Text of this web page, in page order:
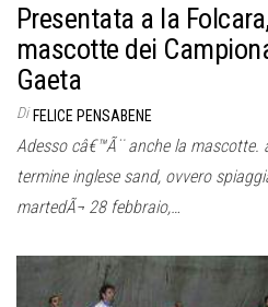
Presentata a la
mascotte dei
Gaeta
Di FELICE PENSABENE
Adesso câ€™Ã¨ anche la mascotte.
termine inglese sand, ovvero
martedÃ¬ 28 febbraio,…